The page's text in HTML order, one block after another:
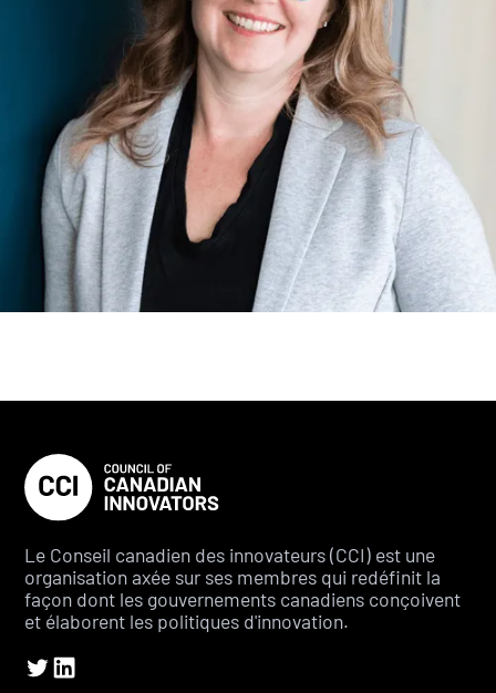
Le Conseil canadien des innovateurs (CCI) est une
organisation axée sur ses membres qui redéfinit la
façon dont les gouvernements canadiens conçoivent
et élaborent les politiques d'innovation.